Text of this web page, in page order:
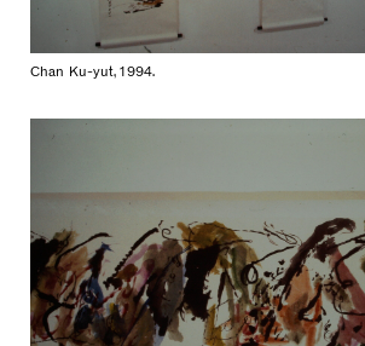
Chan Ku-yut, 1994.